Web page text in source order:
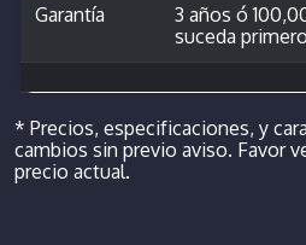
Garantía
3 años ó
suceda primero
* Precios, especificaciones, y
cambios sin previo aviso. Favor
precio actual.